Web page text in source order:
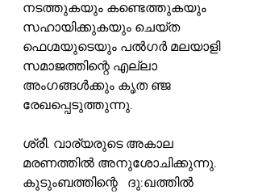
നടത്തുകയും കണ്ടെത്തുകയും
സഹായിക്കുകയും ചെയ്ത
ഫെഗ്മയുടെയും പൽഗർ മലയാളി
സമാജത്തിന്റെ എല്ലാ
അംഗങ്ങൾക്കും കൃത ഞ്ജ
രേഖപ്പെടുത്തുന്നു.
ശ്രീ. വാര്യരുടെ അകാല
മരണത്തിൽ അനുശോചിക്കുന്നു.
കുടുംബത്തിന്റെ   ദു:ഖത്തിൽ